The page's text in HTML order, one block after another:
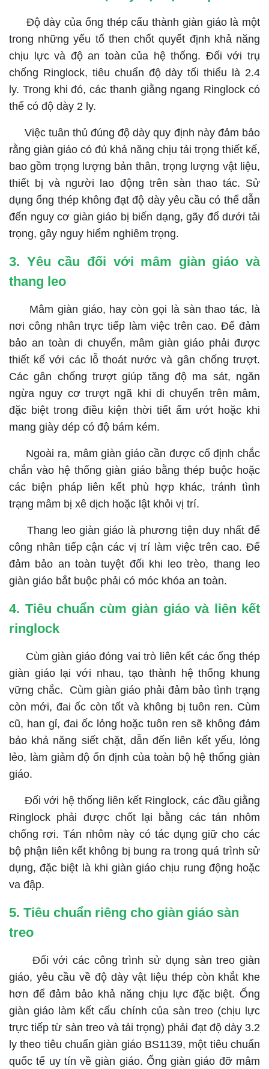
Độ dày của ống thép cấu thành giàn giáo là một
trong những yếu tố then chốt quyết định khả năng
chịu lực và độ an toàn của hệ thống. Đối với trụ
chống Ringlock, tiêu chuẩn độ dày tối thiểu là 2.4
ly. Trong khi đó, các thanh giằng ngang Ringlock có
thể có độ dày 2 ly.
Việc tuân thủ đúng độ dày quy định này đảm bảo
rằng giàn giáo có đủ khả năng chịu tải trọng thiết kế,
bao gồm trọng lượng bản thân, trọng lượng vật liệu,
thiết bị và người lao động trên sàn thao tác. Sử
dụng ống thép không đạt độ dày yêu cầu có thể dẫn
đến nguy cơ giàn giáo bị biến dạng, gãy đổ dưới tải
trọng, gây nguy hiểm nghiêm trọng.
3. Yêu cầu đối với mâm giàn giáo và
thang leo
Mâm giàn giáo, hay còn gọi là sàn thao tác, là
nơi công nhân trực tiếp làm việc trên cao. Để đảm
bảo an toàn di chuyển, mâm giàn giáo phải được
thiết kế với các lỗ thoát nước và gân chống trượt.
Các gân chống trượt giúp tăng độ ma sát, ngăn
ngừa nguy cơ trượt ngã khi di chuyển trên mâm,
đặc biệt trong điều kiện thời tiết ẩm ướt hoặc khi
mang giày dép có độ bám kém.
Ngoài ra, mâm giàn giáo cần được cố định chắc
chắn vào hệ thống giàn giáo bằng thép buộc hoặc
các biện pháp liên kết phù hợp khác, tránh tình
trạng mâm bị xê dịch hoặc lật khỏi vị trí.
Thang leo giàn giáo là phương tiện duy nhất để
công nhân tiếp cận các vị trí làm việc trên cao. Để
đảm bảo an toàn tuyệt đối khi leo trèo, thang leo
giàn giáo bắt buộc phải có móc khóa an toàn.
4. Tiêu chuẩn cùm giàn giáo và liên kết
ringlock
Cùm giàn giáo đóng vai trò liên kết các ống thép
giàn giáo lại với nhau, tạo thành hệ thống khung
vững chắc. Cùm giàn giáo phải đảm bảo tình trạng
còn mới, đai ốc còn tốt và không bị tuôn ren. Cùm
cũ, han gỉ, đai ốc lỏng hoặc tuôn ren sẽ không đảm
bảo khả năng siết chặt, dẫn đến liên kết yếu, lỏng
lẻo, làm giảm độ ổn định của toàn bộ hệ thống giàn
giáo.
Đối với hệ thống liên kết Ringlock, các đầu giằng
Ringlock phải được chốt lại bằng các tán nhôm
chống rơi. Tán nhôm này có tác dụng giữ cho các
bộ phận liên kết không bị bung ra trong quá trình sử
dụng, đặc biệt là khi giàn giáo chịu rung động hoặc
va đập.
5. Tiêu chuẩn riêng cho giàn giáo sàn
treo
Đối với các công trình sử dụng sàn treo giàn
giáo, yêu cầu về độ dày vật liệu thép còn khắt khe
hơn để đảm bảo khả năng chịu lực đặc biệt. Ống
giàn giáo làm kết cấu chính của sàn treo (chịu lực
trực tiếp từ sàn treo và tải trọng) phải đạt độ dày 3.2
ly theo tiêu chuẩn giàn giáo BS1139, một tiêu chuẩn
quốc tế uy tín về giàn giáo. Ống giàn giáo đỡ mâm